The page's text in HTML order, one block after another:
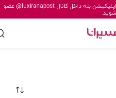
بله داخل کانال@luxiranapost عضو
شوید.